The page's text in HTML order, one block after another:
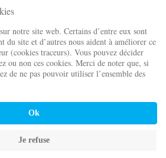
notre site web. Certains d’entre eux sont
du site et d’autres nous aident à améliorer ce
(cookies traceurs). Vous pouvez décider
ou non ces cookies. Merci de noter que, si
de ne pas pouvoir utiliser l’ensemble des
Ok
Je refuse